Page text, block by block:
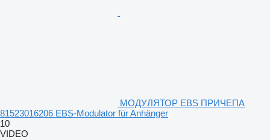
МОДУЛЯТОР EBS ПРИЧЕПА
81523016206 EBS-Modulator für Anhänger
10
VIDEO